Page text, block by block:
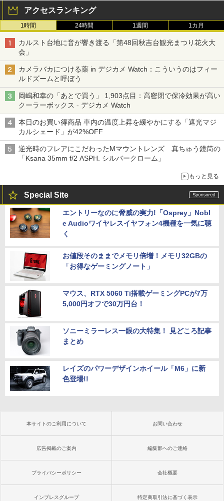
アクセスランキング
1時間 24時間 1週間 1カ月
カルスト台地に音が響き渡る「第48回秋吉台観光まつり花火大
会」
カメラバカにつける薬 in デジカメ Watch：こういうのはフィー
ルドズームと呼ぼう
岡嶋和幸の「あとで買う」 1,903点目：高密閉で保冷効果が高い
クーラーボックス - デジカメ Watch
本日のお買い得商品 車内の温度上昇を緩やかにする「遮光マジ
カルシェード」が42%OFF
逆光時のフレアにこだわったMマウントレンズ 真ちゅう鏡筒の
「Ksana 35mm f/2 ASPH. シルバークローム」
もっと見る
Special Site
エントリーなのに脅威の実力!「Osprey」Nobl
e Audioワイヤレスイヤフォン4機種を一気に聴
く
お値段そのままでメモリ倍増！メモリ32GBの
「お得なゲーミングノート」
マウス、RTX 5060 Ti搭載ゲーミングPCが7万
5,000円オフで30万円台！
ソニーミラーレス一眼の大特集！ 見どころ記事
まとめ
レイズのパワーデザインホイール「M6」に新
色登場!!
本サイトのご利用について お問い合わせ
広告掲載のご案内 編集部へのご連絡
プライバシーポリシー 会社概要
インプレスグループ 特定商取引法に基づく表示